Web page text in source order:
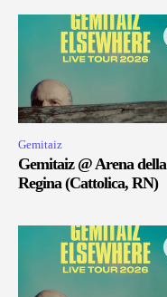
Gemitaiz
Gemitaiz @ Arena della
Regina (Cattolica, RN)